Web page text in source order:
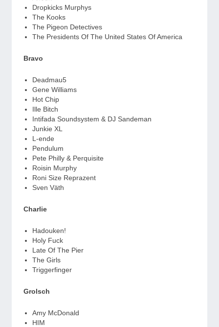
Dropkicks Murphys
The Kooks
The Pigeon Detectives
The Presidents Of The United States Of America
Bravo
Deadmau5
Gene Williams
Hot Chip
Ille Bitch
Intifada Soundsystem & DJ Sandeman
Junkie XL
L-ende
Pendulum
Pete Philly & Perquisite
Roisin Murphy
Roni Size Reprazent
Sven Väth
Charlie
Hadouken!
Holy Fuck
Late Of The Pier
The Girls
Triggerfinger
Grolsch
Amy McDonald
HIM